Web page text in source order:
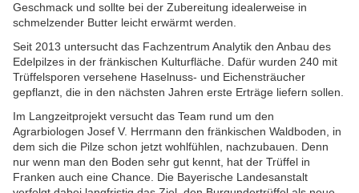
Geschmack und sollte bei der Zubereitung idealerweise in
schmelzender Butter leicht erwärmt werden.
Seit 2013 untersucht das Fachzentrum Analytik den Anbau des
Edelpilzes in der fränkischen Kulturfläche. Dafür wurden 240 mit
Trüffelsporen versehene Haselnuss- und Eichensträucher
gepflanzt, die in den nächsten Jahren erste Erträge liefern sollen.
Im Langzeitprojekt versucht das Team rund um den
Agrarbiologen Josef V. Herrmann den fränkischen Waldboden, in
dem sich die Pilze schon jetzt wohlfühlen, nachzubauen. Denn
nur wenn man den Boden sehr gut kennt, hat der Trüffel in
Franken auch eine Chance. Die Bayerische Landesanstalt